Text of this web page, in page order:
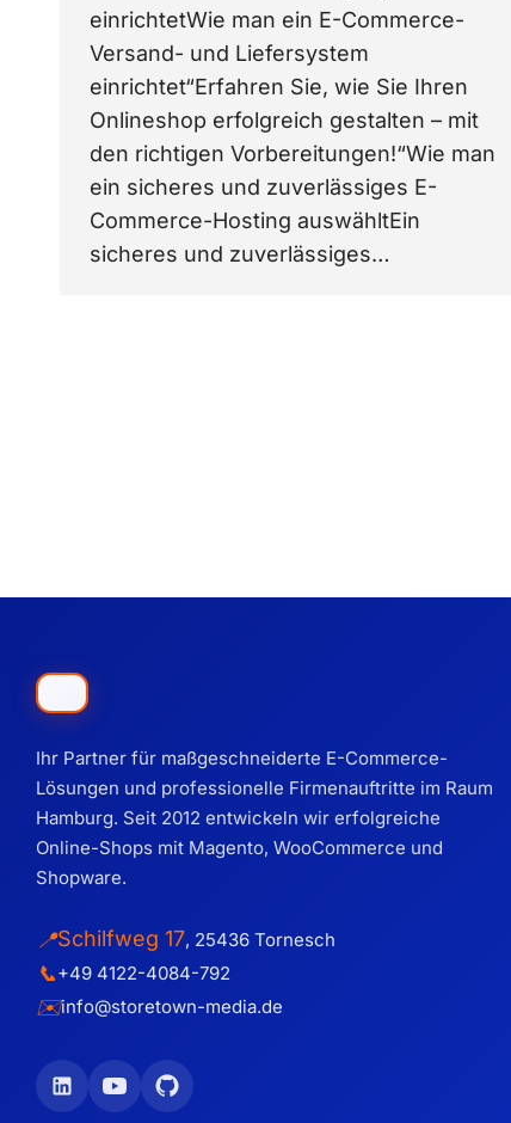
einrichtetWie man ein E-Commerce-
Versand- und Liefersystem
einrichtet“Erfahren Sie, wie Sie Ihren
Onlineshop erfolgreich gestalten – mit
den richtigen Vorbereitungen!“Wie man
ein sicheres und zuverlässiges E-
Commerce-Hosting auswähltEin
sicheres und zuverlässiges…
Ihr Partner für maßgeschneiderte E-Commerce-
Lösungen und professionelle Firmenauftritte im Raum
Hamburg. Seit 2012 entwickeln wir erfolgreiche
Online-Shops mit Magento, WooCommerce und
Shopware.
📍Schilfweg 17, 25436 Tornesch
📞+49 4122-4084-792
✉️info@storetown-media.de